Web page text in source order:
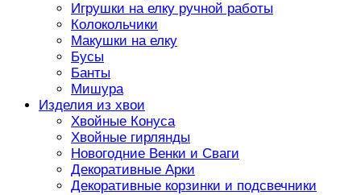
Игрушки на елку ручной работы
Колокольчики
Макушки на елку
Бусы
Банты
Мишура
Изделия из хвои
Хвойные Конуса
Хвойные гирлянды
Новогодние Венки и Сваги
Декоративные Арки
Декоративные корзинки и подсвечники